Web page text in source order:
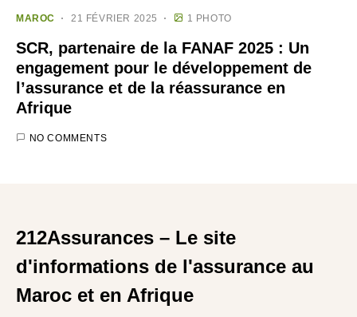
MAROC 21 FÉVRIER 2025 1 PHOTO
SCR, partenaire de la FANAF 2025 : Un
engagement pour le développement de
l’assurance et de la réassurance en
Afrique
NO COMMENTS
212Assurances – Le site
d'informations de l'assurance au
Maroc et en Afrique